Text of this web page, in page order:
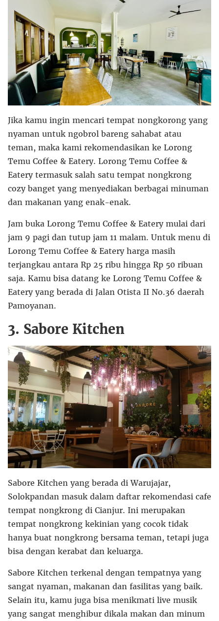
Jika kamu ingin mencari tempat nongkorong yang
nyaman untuk ngobrol bareng sahabat atau
teman, maka kami rekomendasikan ke Lorong
Temu Coffee & Eatery. Lorong Temu Coffee &
Eatery termasuk salah satu tempat nongkrong
cozy banget yang menyediakan berbagai minuman
dan makanan yang enak-enak.
Jam buka Lorong Temu Coffee & Eatery mulai dari
jam 9 pagi dan tutup jam 11 malam. Untuk menu di
Lorong Temu Coffee & Eatery harga masih
terjangkau antara Rp 25 ribu hingga Rp 50 ribuan
saja. Kamu bisa datang ke Lorong Temu Coffee &
Eatery yang berada di Jalan Otista II No.36 daerah
Pamoyanan.
3. Sabore Kitchen
Sabore Kitchen yang berada di Warujajar,
Solokpandan masuk dalam daftar rekomendasi cafe
tempat nongkrong di Cianjur. Ini merupakan
tempat nongkrong kekinian yang cocok tidak
hanya buat nongkrong bersama teman, tetapi juga
bisa dengan kerabat dan keluarga.
Sabore Kitchen terkenal dengan tempatnya yang
sangat nyaman, makanan dan fasilitas yang baik.
Selain itu, kamu juga bisa menikmati live musik
yang sangat menghibur dikala makan dan minum